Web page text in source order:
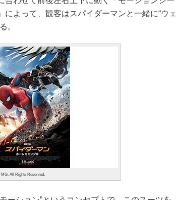
によって、観客はスパイダーマンと一緒に“ウェ
。
All Rights Reserved.